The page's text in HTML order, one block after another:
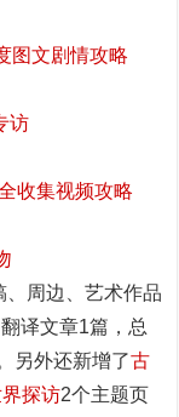
图文剧情攻略
访
收集视频攻略
周边、艺术作品
译文章1篇，总
另外还新增了古
探访2个主题页